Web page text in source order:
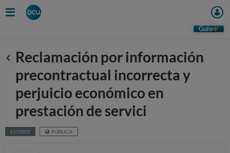
Guio
Anterior
Reclamación por información
precontractual incorrecta y
perjuicio económico en
prestación de servici
CLOSED PÚBLICA